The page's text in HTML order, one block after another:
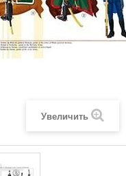
Увеличить